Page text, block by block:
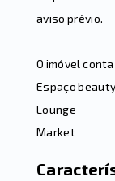
aviso prévio.
O imóvel
Espaço beauty
Lounge
Market